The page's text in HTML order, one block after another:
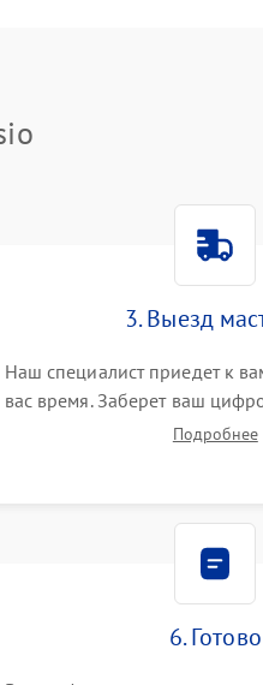
3. Выезд
Наш специалист приедет к
вас время. Заберет ваш
привезет на склад дляПодробнее
6. Готово